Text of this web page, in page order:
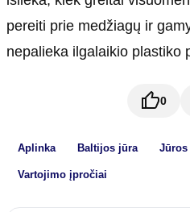
pereiti prie medžiagų ir
nepalieka ilgalaikio plastiko
0
Aplinka Baltijos jūra Jūros
Vartojimo įpročiai